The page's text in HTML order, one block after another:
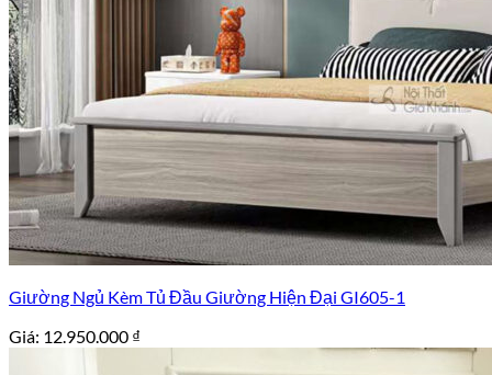
Giường Ngủ Kèm Tủ Đầu Giường Hiện Đại GI605-1
Giá: 12.950.000 ₫